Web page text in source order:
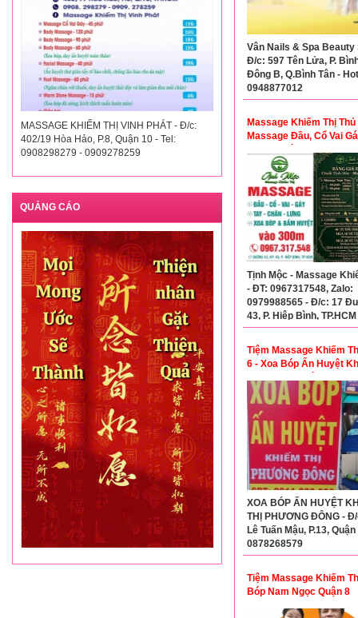
MASSAGE KHIẾM THỊ VINH PHÁT - Đ/c:
402/19 Hòa Hảo, P.8, Quận 10 - Tel:
0908298279 - 0909278259
QUẢNG CÁO
Vân Nails & Spa Beauty
Đ/c: 597 Tên Lửa, P.
Đông B, Q.Bình Tân -
0948877012
Massage Khiếm Thị
Massage Đầu, Cổ Vai
Tịnh Mộc - Massage
- ĐT: 0967317548, Zalo:
0979988565 - Đ/c: 17
43, P. Hiệp Bình, TP.HCM
Hiệp Bình Chánh, TP.
cũ)
Tiệm Massage Khiếm
6 - Xoa Bóp Ấn Huyệt
XOA BÓP ẤN HUYỆT
THỊ PHƯƠNG ĐÔNG -
Lê Tuấn Mậu, P.13, Quận
0878268579
Tiệm Massage Khiếm
Bóp Nam Ngọc Quận 8